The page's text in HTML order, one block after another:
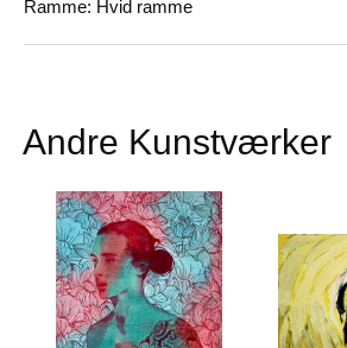
Ramme: Hvid ramme
Andre Kunstværker